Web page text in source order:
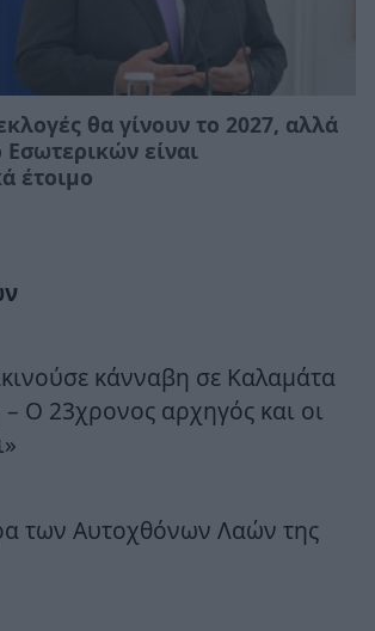
θα γίνουν το 2027, αλλά
είναι
έτοιμο
κάνναβη σε Καλαμάτα
Ο 23χρονος αρχηγός και οι
των Αυτοχθόνων Λαών της